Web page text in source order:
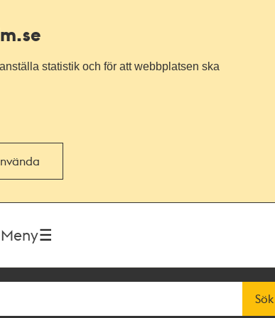
statistik och för att webbplatsen ska
Meny
Sök